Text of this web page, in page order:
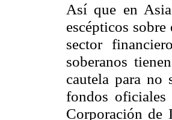
Así que en
escépticos
sector
soberanos
cautela para no
fondos oficiales
Corporación de